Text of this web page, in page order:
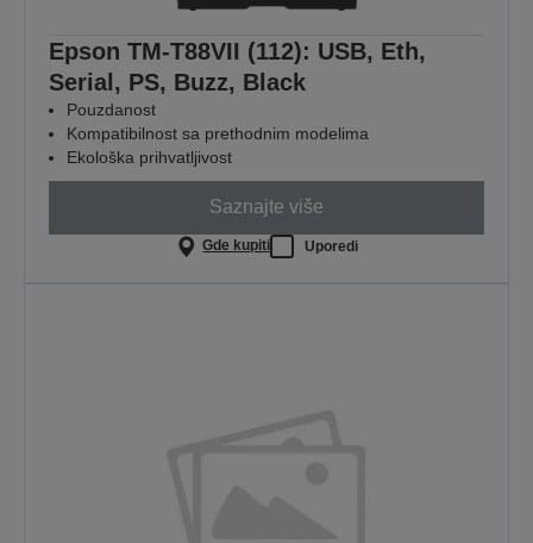
Epson TM-T88VII (112): USB, Eth,
Serial, PS, Buzz, Black
Pouzdanost
Kompatibilnost sa prethodnim modelima
Ekološka prihvatljivost
Saznajte više
Gde kupiti Uporedi